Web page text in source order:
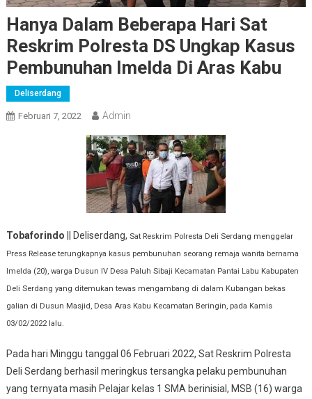
Hanya Dalam Beberapa Hari Sat
Reskrim Polresta DS Ungkap Kasus
Pembunuhan Imelda Di Aras Kabu
Deliserdang
Februari 7, 2022 Admin
Tobaforindo || Deliserdang, Sat Reskrim Polresta Deli Serdang menggelar
Press Release terungkapnya kasus pembunuhan seorang remaja wanita bernama
Imelda (20), warga Dusun IV Desa Paluh Sibaji Kecamatan Pantai Labu Kabupaten
Deli Serdang yang ditemukan tewas mengambang di dalam Kubangan bekas
galian di Dusun Masjid, Desa Aras Kabu Kecamatan Beringin, pada Kamis
03/02/2022 lalu.
Pada hari Minggu tanggal 06 Februari 2022, Sat Reskrim Polresta
Deli Serdang berhasil meringkus tersangka pelaku pembunuhan
yang ternyata masih Pelajar kelas 1 SMA berinisial, MSB (16) warga